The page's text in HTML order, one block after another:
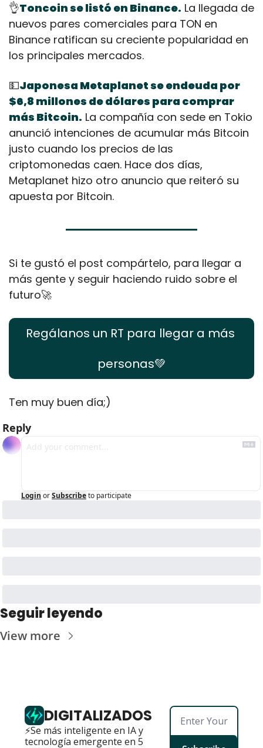
👌Toncoin se listó en Binance. La llegada de
nuevos pares comerciales para TON en
Binance ratifican su creciente popularidad en
los principales mercados.
💵Japonesa Metaplanet se endeuda por
$6,8 millones de dólares para comprar
más Bitcoin. La compañía con sede en Tokio
anunció intenciones de acumular más Bitcoin
justo cuando los precios de las
criptomonedas caen. Hace dos días,
Metaplanet hizo otro anuncio que reiteró su
apuesta por Bitcoin.
Si te gustó el post compártelo, para llegar a
más gente y seguir haciendo ruido sobre el
futuro🚀
Regálanos un RT para llegar a más
personas💚
Ten muy buen día;)
Reply
Login orSubscribeto participate
Seguir leyendo
View more
DIGITALIZADOS
⚡Se más inteligente en IA y
tecnología emergente en 5